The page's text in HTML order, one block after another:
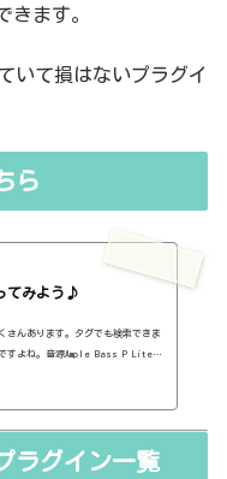
きます。
いて損はないプラグイ
ら
てみよう♪
さんあります。タグでも検索できま
すよね。音源Ample Bass P Lite
M Lite Ⅱ～アコースティックギター
10/%ef%bc%94%ef%bc%98%ef%b
ラグイン一覧